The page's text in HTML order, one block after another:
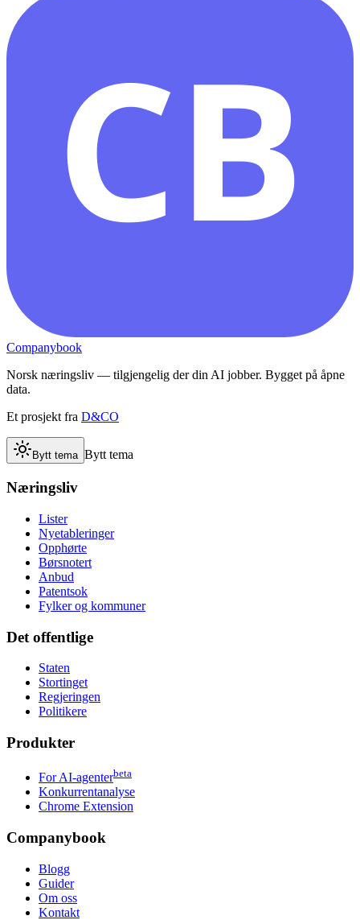
CB
Companybook
Norsk næringsliv — tilgjengelig der din AI jobber. Bygget på åpne
data.
Et prosjekt fra D&CO
Bytt tema Bytt tema
Næringsliv
Lister
Nyetableringer
Opphørte
Børsnotert
Anbud
Patentsok
Fylker og kommuner
Det offentlige
Staten
Stortinget
Regjeringen
Politikere
Produkter
For AI-agenterbeta
Konkurrentanalyse
Chrome Extension
Companybook
Blogg
Guider
Om oss
Kontakt